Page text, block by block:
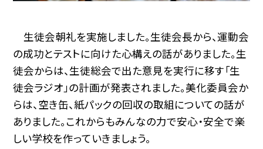
生徒会朝礼を実施しました。生徒会長から、運動会
の成功とテストに向けた心構えの話がありました。生
徒会からは、生徒総会で出た意見を実行に移す「生
徒会ラジオ」の計画が発表されました。美化委員会か
らは、空き缶、紙パックの回収の取組についての話が
ありました。これからもみんなの力で安心・安全で楽
しい学校を作っていきましょう。